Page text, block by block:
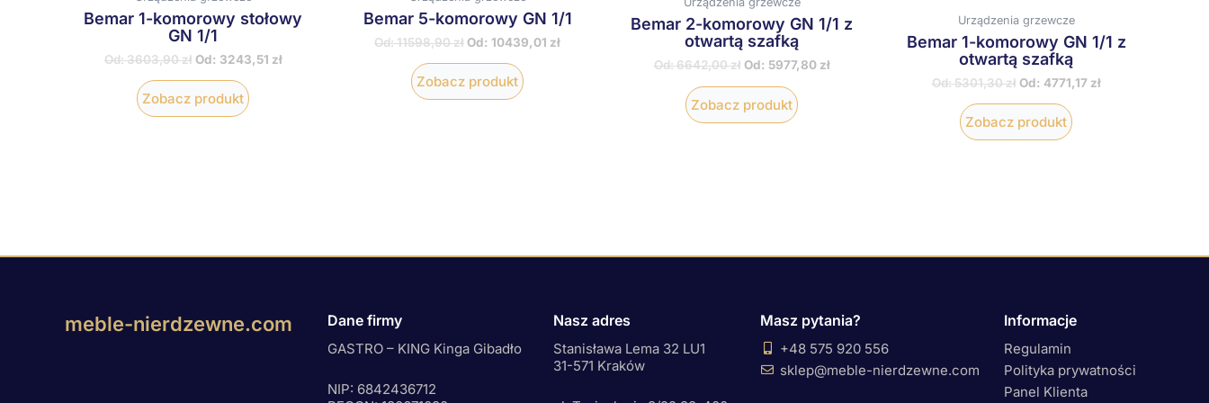
Bemar 1-komorowy stołowy
GN 1/1
Od:3603,90zł Od: 3243,51 zł
Zobacz produkt
Bemar 5-komorowy GN 1/1
Od:11598,90zł Od: 10439,01 zł
Zobacz produkt
Bemar 2-komorowy GN 1/1 z
otwartą szafką
Od:6642,00zł Od: 5977,80 zł
Zobacz produkt
Urządzenia grzewcze
Bemar 1-komorowy GN 1/1 z
otwartą szafką
Od:5301,30zł Od: 4771,17 zł
Zobacz produkt
meble-nierdzewne.com Dane firmy
GASTRO – KING Kinga Gibadło
NIP: 6842436712
Nasz adres
Stanisława Lema 32 LU1
31-571 Kraków
Masz pytania?
+48 575 920 556
sklep@meble-nierdzewne.com
Informacje
Regulamin
Polityka prywatności
Panel Klienta